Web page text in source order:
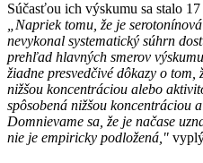
Súčasťou ich výskumu sa stalo
„Napriek tomu, že je
nevykonal systematický súhrn
prehľad hlavných smerov
žiadne presvedčivé dôkazy o tom,
nižšou koncentráciou alebo
spôsobená nižšou koncentráciou
Domnievame sa, že je načase
nie je empiricky podložená,"